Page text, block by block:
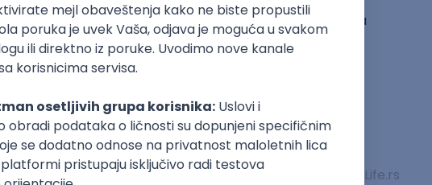
urođena funkcija. U svojoj knjizi, Majkl, vodeći stručnjak za
neke strategije koje pomažu kreativnom
i neke veoma teške zagonetke omoćavaju vam da
kreativnom razmišljanju.
Izvor: BIZLife.rs